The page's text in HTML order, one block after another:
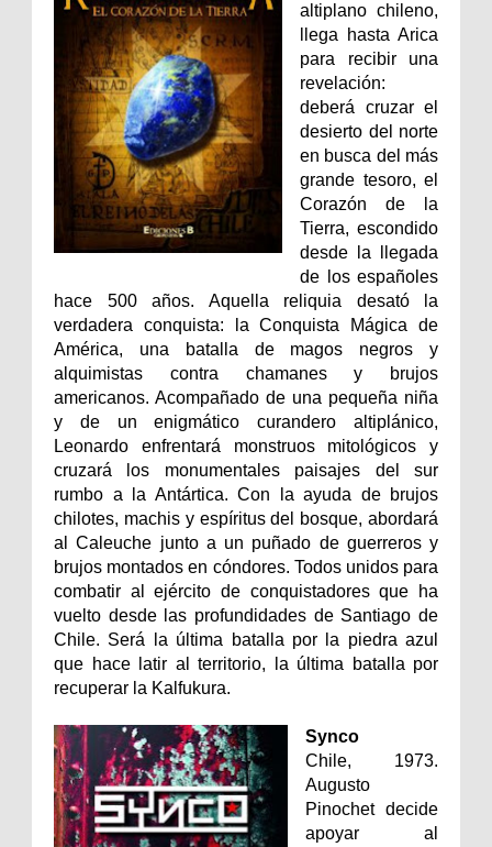
altiplano chileno,
llega hasta Arica
para recibir una
revelación:
deberá cruzar el
desierto del norte
en busca del más
grande tesoro, el
Corazón de la
Tierra, escondido
desde la llegada
de los españoles
hace 500 años. Aquella reliquia desató la
verdadera conquista: la Conquista Mágica de
América, una batalla de magos negros y
alquimistas contra chamanes y brujos
americanos. Acompañado de una pequeña niña
y de un enigmático curandero altiplánico,
Leonardo enfrentará monstruos mitológicos y
cruzará los monumentales paisajes del sur
rumbo a la Antártica. Con la ayuda de brujos
chilotes, machis y espíritus del bosque, abordará
al Caleuche junto a un puñado de guerreros y
brujos montados en cóndores. Todos unidos para
combatir al ejército de conquistadores que ha
vuelto desde las profundidades de Santiago de
Chile. Será la última batalla por la piedra azul
que hace latir al territorio, la última batalla por
recuperar la Kalfukura.
Synco
Chile, 1973.
Augusto
Pinochet decide
apoyar al